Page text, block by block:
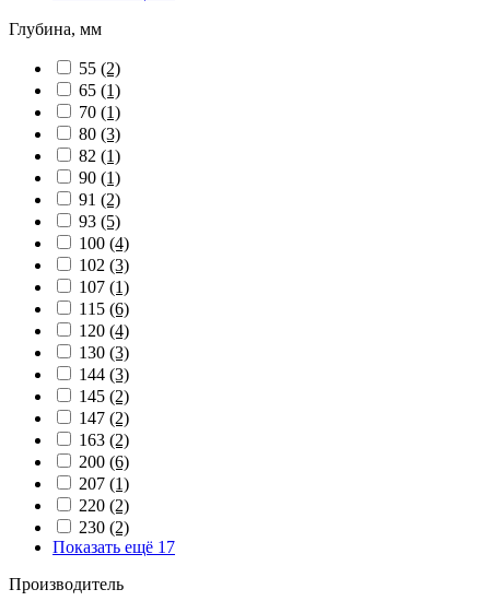
Глубина, мм
55 (2)
65 (1)
70 (1)
80 (3)
82 (1)
90 (1)
91 (2)
93 (5)
100 (4)
102 (3)
107 (1)
115 (6)
120 (4)
130 (3)
144 (3)
145 (2)
147 (2)
163 (2)
200 (6)
207 (1)
220 (2)
230 (2)
Показать ещё 17
Производитель